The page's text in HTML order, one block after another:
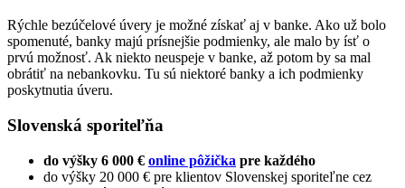
Rýchle bezúčelové úvery je možné získať aj v banke. Ako už bolo
spomenuté, banky majú prísnejšie podmienky, ale malo by ísť o
prvú možnosť. Ak niekto neuspeje v banke, až potom by sa mal
obrátiť na nebankovku. Tu sú niektoré banky a ich podmienky
poskytnutia úveru.
Slovenská sporiteľňa
do výšky 6 000 € online pôžička pre každého
do výšky 20 000 € pre klientov Slovenskej sporiteľne cez